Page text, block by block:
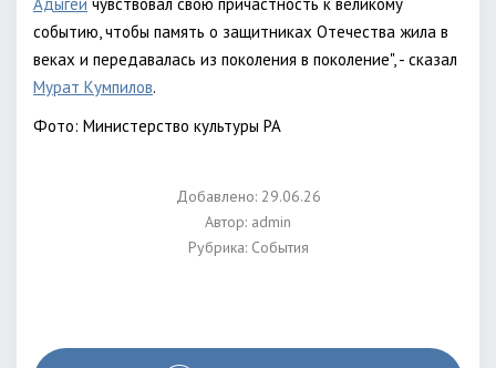
Добавлено: 29.06.26
Автор: admin
Рубрика: События
событию, чтобы память о защитниках Отечества жила в
веках и передавалась из поколения в поколение", - сказал
Мурат Кумпилов.
Фото: Министерство культуры РА